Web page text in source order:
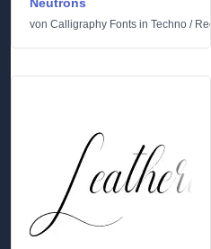
von Calligraphy Fonts in Techno /